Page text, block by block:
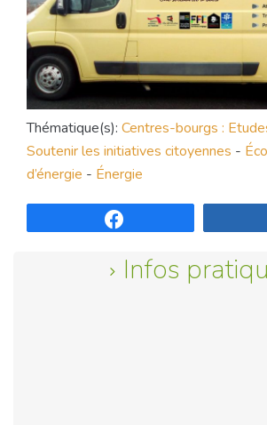
Thématique(s): Centres-bourgs :
Soutenir les initiatives citoyennes -
d’énergie - Énergie
Infos